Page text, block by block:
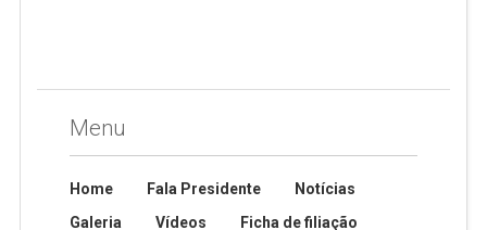
Menu
Home Fala Presidente
Notícias
Galeria
Vídeos Ficha de filiação